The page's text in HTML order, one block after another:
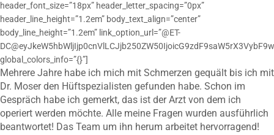
header_font_size=”18px” header_letter_spacing=”0px”
header_line_height=”1.2em” body_text_align=”center”
body_line_height=”1.2em” link_option_url=”@ET-
global_colors_info=”{}”]
Mehrere Jahre habe ich mich mit Schmerzen gequält bis ich mit
Dr. Moser den Hüftspezialisten gefunden habe. Schon im
Gespräch habe ich gemerkt, das ist der Arzt von dem ich
operiert werden möchte. Alle meine Fragen wurden ausführlich
beantwortet! Das Team um ihn herum arbeitet hervorragend!